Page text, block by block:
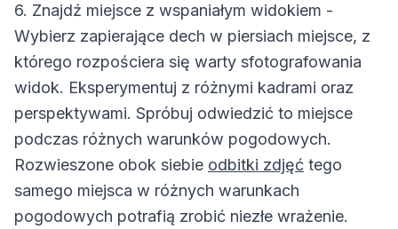
6. Znajdź miejsce z wspaniałym widokiem -
Wybierz zapierające dech w piersiach miejsce, z
którego rozpościera się warty sfotografowania
widok. Eksperymentuj z różnymi kadrami oraz
perspektywami. Spróbuj odwiedzić to miejsce
podczas różnych warunków pogodowych.
Rozwieszone obok siebie odbitki zdjęć tego
samego miejsca w różnych warunkach
pogodowych potrafią zrobić niezłe wrażenie.